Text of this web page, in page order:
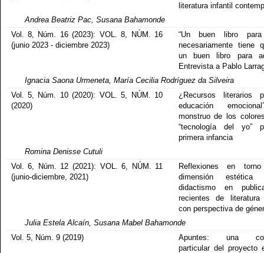
literatura infantil
Andrea Beatriz Pac, Susana Bahamonde
Vol. 8, Núm. 16 (2023): VOL. 8, NÚM. 16
(junio 2023 - diciembre 2023)
“Un buen libro
necesariamente tiene
un buen libro para
Entrevista a Pablo
Ignacia Saona Urmeneta, María Cecilia Rodríguez da Silveira
Vol. 5, Núm. 10 (2020): VOL. 5, NÚM. 10
(2020)
¿Recursos literarios
educación
monstruo de los
“tecnología del yo”
primera infancia
Romina Denisse Cutuli
Vol. 6, Núm. 12 (2021): VOL. 6, NÚM. 11
(junio-diciembre, 2021)
Reflexiones en
dimensión
didactismo en
recientes de literatura
con perspectiva de
Julia Estela Alcaín, Susana Mabel Bahamonde
Vol. 5, Núm. 9 (2019)
Apuntes: una
particular del proyecto